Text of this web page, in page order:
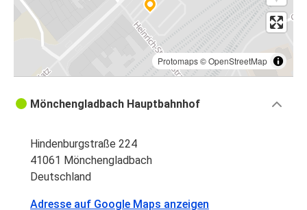
Mönchengladbach
Mönchengladbach
Protomaps©OpenStreetMap
Mönchengladbach Hauptbahnhof
Hindenburgstraße 224
41061 Mönchengladbach
Deutschland
Adresse auf Google Maps anzeigen